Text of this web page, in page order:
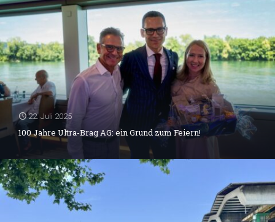
22. Juli 2025
100 Jahre Ultra-Brag AG: ein Grund zum Feiern!